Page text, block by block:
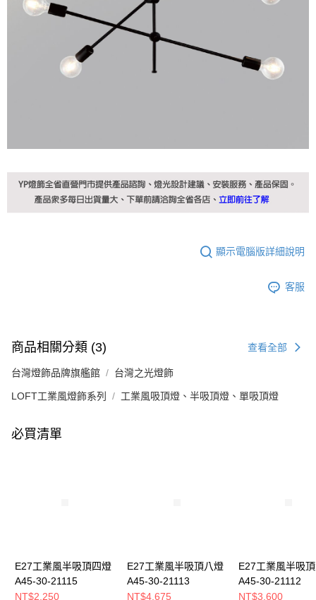
顯示電腦版詳細說明
客服
商品相關分類 (3) 查看全部
台灣燈飾品牌旗艦館 台灣之光燈飾
LOFT工業風燈飾系列 工業風吸頂燈、半吸頂燈、單吸頂燈
必買清單
E27工業風半吸頂四燈
A45-30-21115
NT$2,250
E27工業風半吸頂八燈
A45-30-21113
NT$4,675
E27工業風半吸
A45-30-21112
NT$3,600